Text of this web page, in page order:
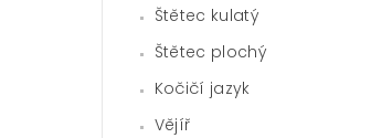
Štětec kulatý
Štětec plochý
Kočičí jazyk
Vějíř